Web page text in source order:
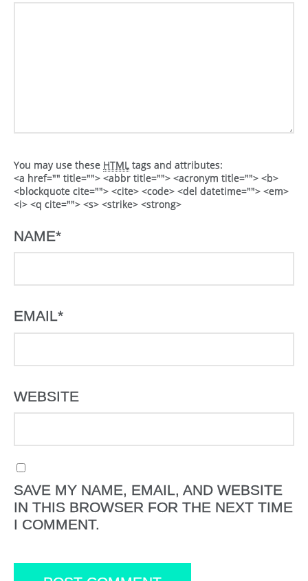
You may use these HTML tags and attributes:
<a href="" title=""> <abbr title=""> <acronym title=""> <b>
<blockquote cite=""> <cite> <code> <del datetime=""> <em>
<i> <q cite=""> <s> <strike> <strong>
NAME*
EMAIL*
WEBSITE
SAVE MY NAME, EMAIL, AND WEBSITE
IN THIS BROWSER FOR THE NEXT TIME
I COMMENT.